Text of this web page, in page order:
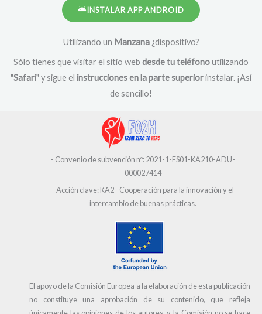
INSTALAR APP ANDROID
Utilizando un Manzana¿dispositivo?
Sólo tienes que visitar el sitio web desde tu teléfonoutilizando
"Safari" y sigue el instrucciones en la parte superiorinstalar. ¡Así
de sencillo!
- Convenio de subvención nº: 2021-1-ES01-KA210-ADU-
000027414
- Acción clave: KA2 - Cooperación para la innovación y el
intercambio de buenas prácticas.
El apoyo de la Comisión Europea a la elaboración de esta publicación
no constituye una aprobación de su contenido, que refleja